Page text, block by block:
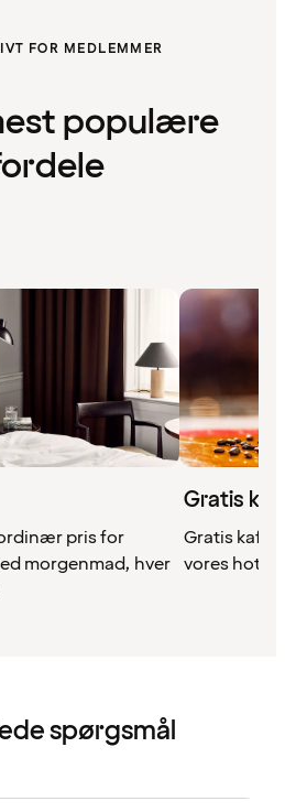
FOR MEDLEMMER
populære
pris for
morgenmad, hver
Gratis
Gratis
vores
spørgsmål